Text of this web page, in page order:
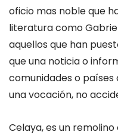
oficio mas noble que
literatura como
aquellos que han
que una noticia o
comunidades o
una vocación, no
Celaya, es un remolino